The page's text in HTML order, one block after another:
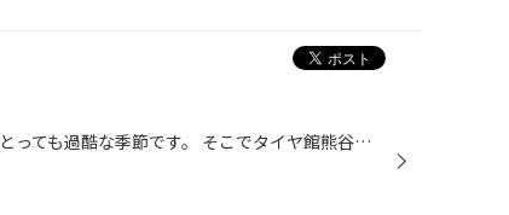
寒い冬は、私達だけでなく、クルマにとっても過酷な季節です。 そこでタイヤ館熊谷では、お車のバッテリーの、 『バッテリー健康診断』を受付中です(^_-)-☆ バッテリーは、クルマのトラブルNo1です！！ 事前にチェックして、突然のトラブルを防ぎましょう♪♪ バッテリー液の量や、電圧を無料で点検致...